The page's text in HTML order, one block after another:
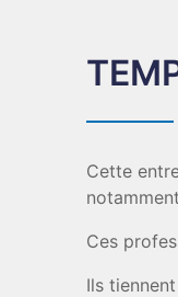
Cette
Ces
Ils